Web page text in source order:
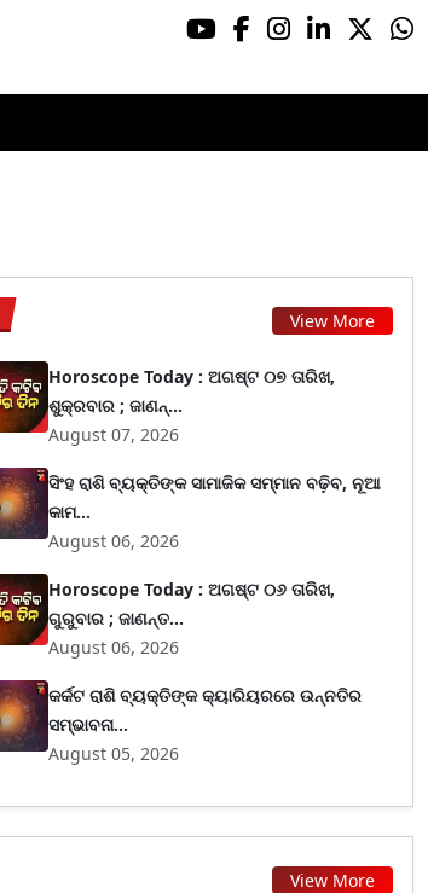
View More
Horoscope Today : ଅଗଷ୍ଟ ୦୭ ତାରିଖ,
ଶୁକ୍ରବାର ; ଜାଣନ୍...
August 07, 2026
ସିଂହ ରାଶି ବ୍ୟକ୍ତିଙ୍କ ସାମାଜିକ ସମ୍ମାନ ବଢ଼ିବ, ନୂଆ
କାମ...
August 06, 2026
Horoscope Today : ଅଗଷ୍ଟ ୦୬ ତାରିଖ,
ଗୁରୁବାର ; ଜାଣନ୍ତ...
August 06, 2026
କର୍କଟ ରାଶି ବ୍ୟକ୍ତିଙ୍କ କ୍ୟାରିୟରରେ ଉନ୍ନତିର
ସମ୍ଭାବନା...
August 05, 2026
View More